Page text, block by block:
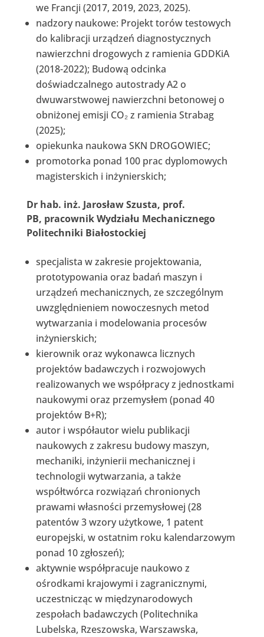
we Francji (2017, 2019, 2023, 2025).
nadzory naukowe: Projekt torów testowych
do kalibracji urządzeń diagnostycznych
nawierzchni drogowych z ramienia GDDKiA
(2018-2022); Budową odcinka
doświadczalnego autostrady A2 o
dwuwarstwowej nawierzchni betonowej o
obniżonej emisji CO₂ z ramienia Strabag
(2025);
opiekunka naukowa SKN DROGOWIEC;
promotorka ponad 100 prac dyplomowych
magisterskich i inżynierskich;
Dr hab. inż. Jarosław Szusta, prof.
PB, pracownik Wydziału Mechanicznego
Politechniki Białostockiej
specjalista w zakresie projektowania,
prototypowania oraz badań maszyn i
urządzeń mechanicznych, ze szczególnym
uwzględnieniem nowoczesnych metod
wytwarzania i modelowania procesów
inżynierskich;
kierownik oraz wykonawca licznych
projektów badawczych i rozwojowych
realizowanych we współpracy z jednostkami
naukowymi oraz przemysłem (ponad 40
projektów B+R);
autor i współautor wielu publikacji
naukowych z zakresu budowy maszyn,
mechaniki, inżynierii mechanicznej i
technologii wytwarzania, a także
współtwórca rozwiązań chronionych
prawami własności przemysłowej (28
patentów 3 wzory użytkowe, 1 patent
europejski, w ostatnim roku kalendarzowym
ponad 10 zgłoszeń);
aktywnie współpracuje naukowo z
ośrodkami krajowymi i zagranicznymi,
uczestnicząc w międzynarodowych
zespołach badawczych (Politechnika
Lubelska, Rzeszowska, Warszawska,